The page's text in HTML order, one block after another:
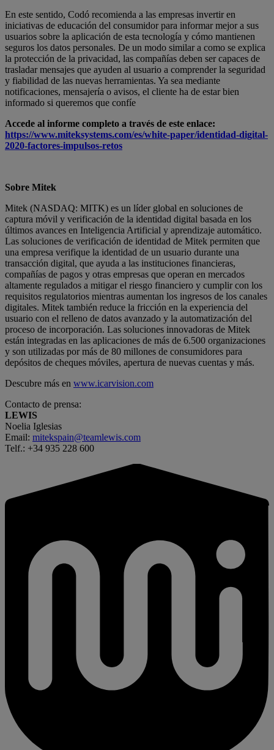
En este sentido, Codó recomienda a las empresas invertir en
iniciativas de educación del consumidor para informar mejor a sus
usuarios sobre la aplicación de esta tecnología y cómo mantienen
seguros los datos personales. De un modo similar a como se explica
la protección de la privacidad, las compañías deben ser capaces de
trasladar mensajes que ayuden al usuario a comprender la seguridad
y fiabilidad de las nuevas herramientas. Ya sea mediante
notificaciones, mensajería o avisos, el cliente ha de estar bien
informado si queremos que confíe
Accede al informe completo a través de este enlace:
https://www.miteksystems.com/es/white-paper/identidad-digital-
2020-factores-impulsos-retos
Sobre Mitek
Mitek (NASDAQ: MITK) es un líder global en soluciones de
captura móvil y verificación de la identidad digital basada en los
últimos avances en Inteligencia Artificial y aprendizaje automático.
Las soluciones de verificación de identidad de Mitek permiten que
una empresa verifique la identidad de un usuario durante una
transacción digital, que ayuda a las instituciones financieras,
compañías de pagos y otras empresas que operan en mercados
altamente regulados a mitigar el riesgo financiero y cumplir con los
requisitos regulatorios mientras aumentan los ingresos de los canales
digitales. Mitek también reduce la fricción en la experiencia del
usuario con el relleno de datos avanzado y la automatización del
proceso de incorporación. Las soluciones innovadoras de Mitek
están integradas en las aplicaciones de más de 6.500 organizaciones
y son utilizadas por más de 80 millones de consumidores para
depósitos de cheques móviles, apertura de nuevas cuentas y más.
Descubre más en www.icarvision.com
Contacto de prensa:
LEWIS
Noelia Iglesias
Email: mitekspain@teamlewis.com
Telf.: +34 935 228 600